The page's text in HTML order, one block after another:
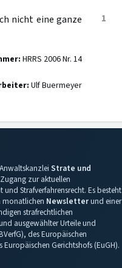
1
nicht eine ganze
HRRS 2006 Nr. 14
Ulf Buermeyer
Strate und
zur aktuellen
Strafverfahrensrecht. Es besteht
monatlichen Newsletterund einer
strafrechtlichen
ausgewählter Urteile und
des Europäischen
Europäischen Gerichtshofs (EuGH).